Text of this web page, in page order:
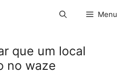
Menu
que um local
no waze